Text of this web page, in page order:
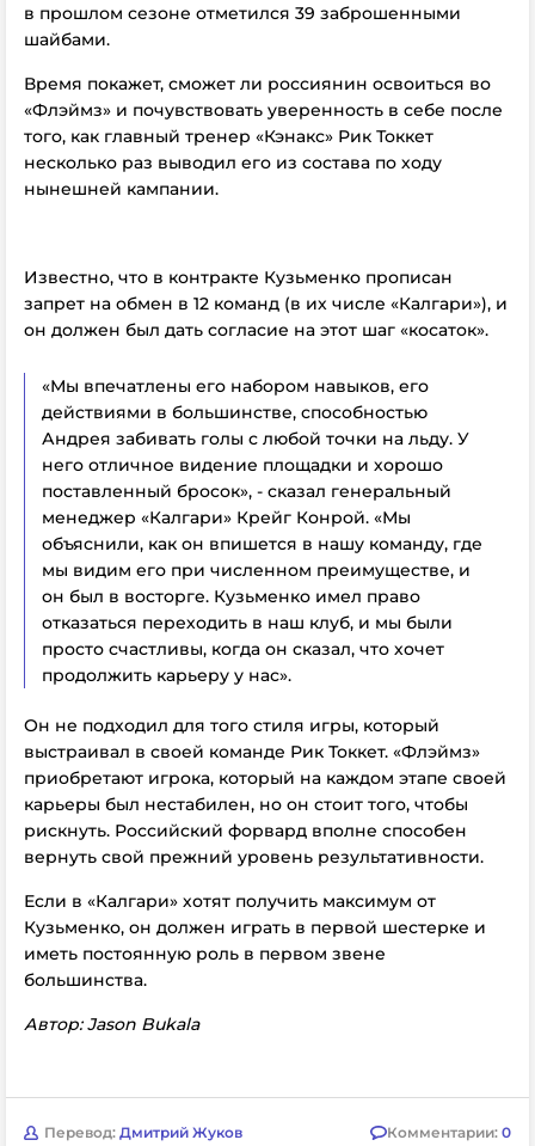
в прошлом сезоне отметился 39 заброшенными
шайбами.
Время покажет, сможет ли россиянин освоиться во
«Флэймз» и почувствовать уверенность в себе после
того, как главный тренер «Кэнакс» Рик Токкет
несколько раз выводил его из состава по ходу
нынешней кампании.
Известно, что в контракте Кузьменко прописан
запрет на обмен в 12 команд (в их числе «Калгари»), и
он должен был дать согласие на этот шаг «косаток».
«Мы впечатлены его набором навыков, его
действиями в большинстве, способностью
Андрея забивать голы с любой точки на льду. У
него отличное видение площадки и хорошо
поставленный бросок», - сказал генеральный
менеджер «Калгари» Крейг Конрой. «Мы
объяснили, как он впишется в нашу команду, где
мы видим его при численном преимуществе, и
он был в восторге. Кузьменко имел право
отказаться переходить в наш клуб, и мы были
просто счастливы, когда он сказал, что хочет
продолжить карьеру у нас».
Он не подходил для того стиля игры, который
выстраивал в своей команде Рик Токкет. «Флэймз»
приобретают игрока, который на каждом этапе своей
карьеры был нестабилен, но он стоит того, чтобы
рискнуть. Российский форвард вполне способен
вернуть свой прежний уровень результативности.
Если в «Калгари» хотят получить максимум от
Кузьменко, он должен играть в первой шестерке и
иметь постоянную роль в первом звене
большинства.
Автор: Jason Bukala
Перевод: Дмитрий Жуков Комментарии: 0